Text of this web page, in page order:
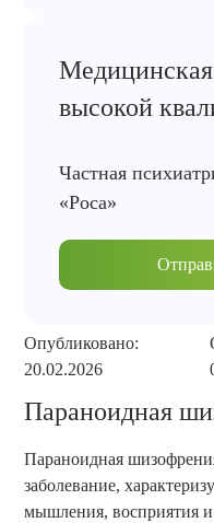
Опубликовано:
20.02.2026
Параноидная
Параноидная
заболевание,
мышления, восприятия
высокой
Частная
«Роса»